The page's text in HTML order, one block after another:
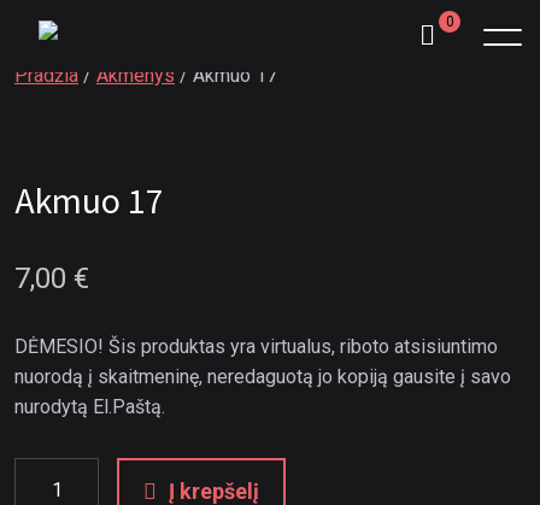
0
Pradžia / Akmenys / Akmuo 17
Akmuo 17
7,00 €
DĖMESIO! Šis produktas yra virtualus, riboto atsisiuntimo
nuorodą į skaitmeninę, neredaguotą jo kopiją gausite į savo
nurodytą El.Paštą.
Į krepšelį